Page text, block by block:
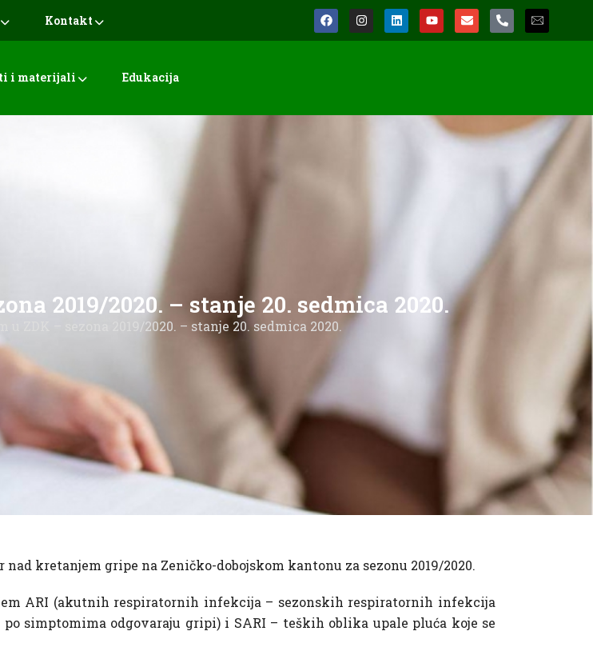
Kontakt
i materijali Edukacija
2019/2020. – stanje 20. sedmica 2020.
u ZDK – sezona 2019/2020. – stanje 20. sedmica 2020.
nad kretanjem gripe na Zeničko-dobojskom kantonu za sezonu 2019/2020.
ARI (akutnih respiratornih infekcija – sezonskih respiratornih infekcija
simptomima odgovaraju gripi) i SARI – teških oblika upale pluća koje se